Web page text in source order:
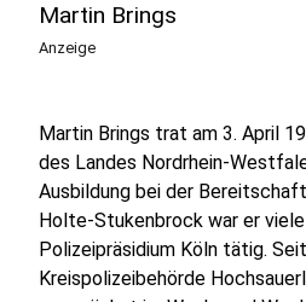
Martin Brings
Anzeige
Martin Brings trat am 3. April
des Landes Nordrhein-
Ausbildung bei der
Holte-Stukenbrock war er
Polizeipräsidium Köln tätig.
Kreispolizeibehörde